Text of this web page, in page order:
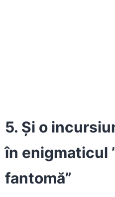
5. Și o
în enigmaticul
fantomă”